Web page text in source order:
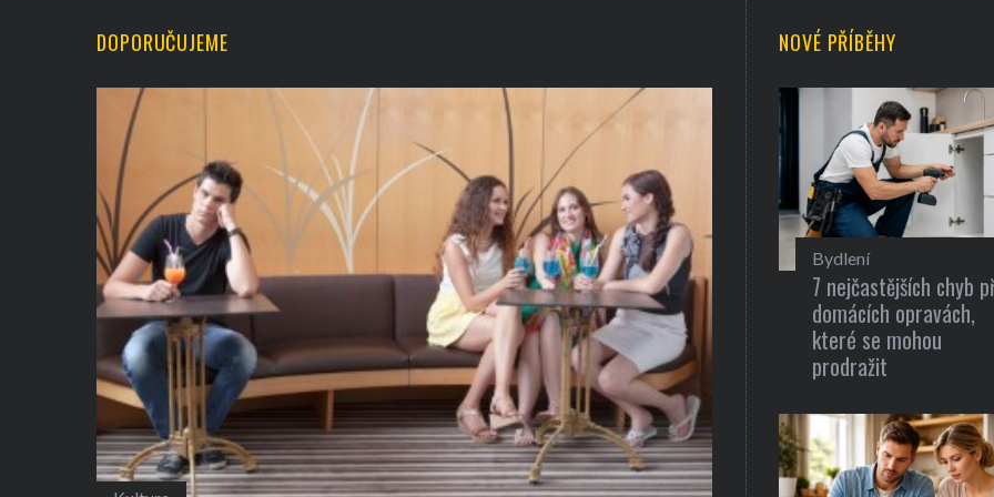
DOPORUČUJEME NOVÉ PŘÍBĚHY
Bydlení
7 nejčastějších chyb
domácích opravách,
které se mohou
prodražit